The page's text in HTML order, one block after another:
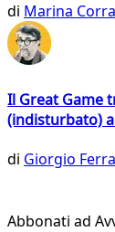
di Marina
Il Great Game
(indisturbato)
di Giorgio
Abbonati ad